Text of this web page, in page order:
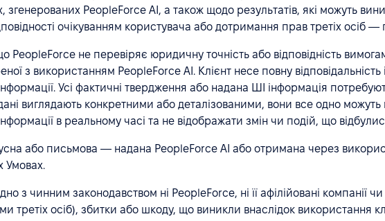
згенерованих PeopleForce AI, а також щодо результатів, які можуть
очікуванням користувача або дотримання прав третіх осіб
PeopleForce не перевіряє юридичну точність або відповідність
з використанням PeopleForce AI. Клієнт несе повну
Усі фактичні твердження або надана ШІ інформація
виглядають конкретними або деталізованими, вони все одно можуть
в реальному часі та не відображати змін чи подій, що
або письмова — надана PeopleForce АІ або отримана через
Умовах.
з чинним законодавством ні PeopleForce, ні її афілійовані компанії
третіх осіб), збитки або шкоду, що виникли внаслідок використання